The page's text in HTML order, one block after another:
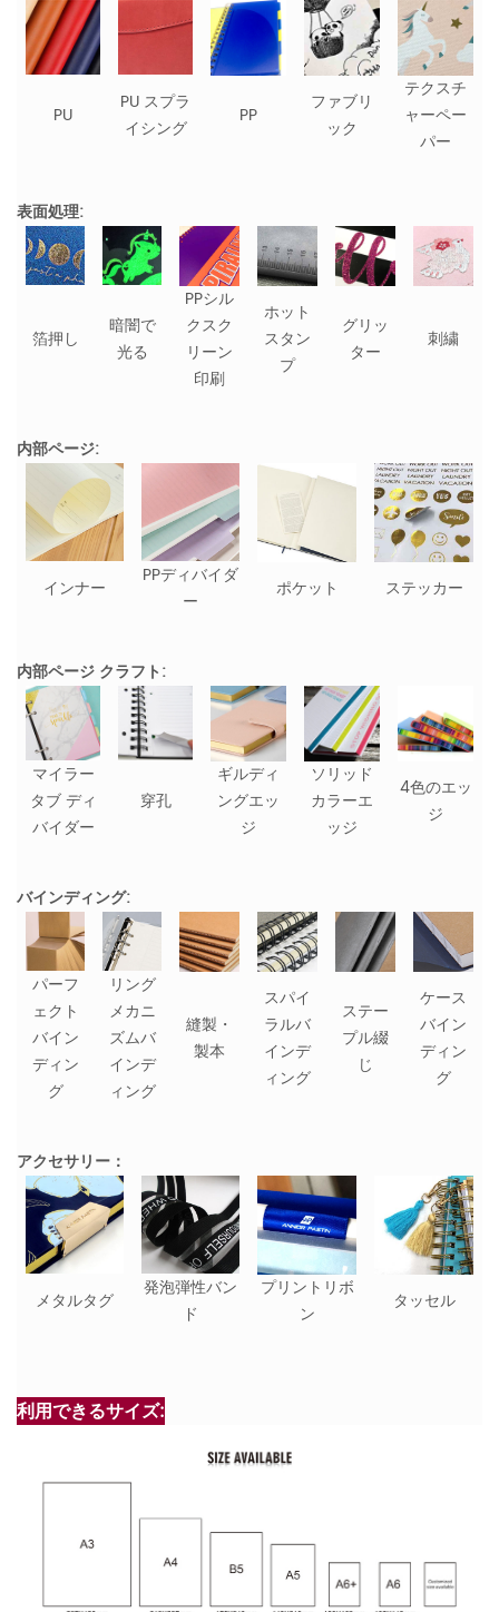
PU
PU スプラ
イシング
PP
ファブリ
ック
テクスチ
ャーペー
パー
表面処理:
箔押し
暗闇で
光る
PPシル
クスク
リーン
印刷
ホット
スタン
プ
グリッ
ター
刺繍
内部ページ:
インナー
PPディバイダ
ー
ポケット ステッカー
内部ページ クラフト:
マイラー
タブ ディ
バイダー
穿孔
ギルディ
ングエッ
ジ
ソリッド
カラーエ
ッジ
4色のエッ
ジ
バインディング:
パーフ
ェクト
バイン
ディン
グ
リング
メカニ
ズムバ
インデ
ィング
縫製・
製本
スパイ
ラルバ
インデ
ィング
ステー
プル綴
じ
ケース
バイン
ディン
グ
アクセサリー：
メタルタグ
発泡弾性バン
ド
プリントリボ
ン
タッセル
利用できるサイズ: